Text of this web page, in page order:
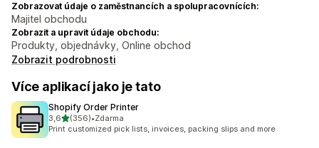
Zobrazovat údaje o zaměstnancích a spolupracovnících:
Majitel obchodu
Zobrazit a upravit údaje obchodu:
Produkty, objednávky, Online obchod
Zobrazit podrobnosti
Více aplikací jako je tato
Shopify Order Printer
3,6z 5 hvězd
(356)
Celkový počet recenzí: 356
•Zdarma
Print customized pick lists, invoices, packing slips and more